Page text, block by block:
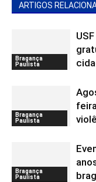
ARTIGOS
Bragança
Paulista
Bragança
Paulista
Bragança
Paulista